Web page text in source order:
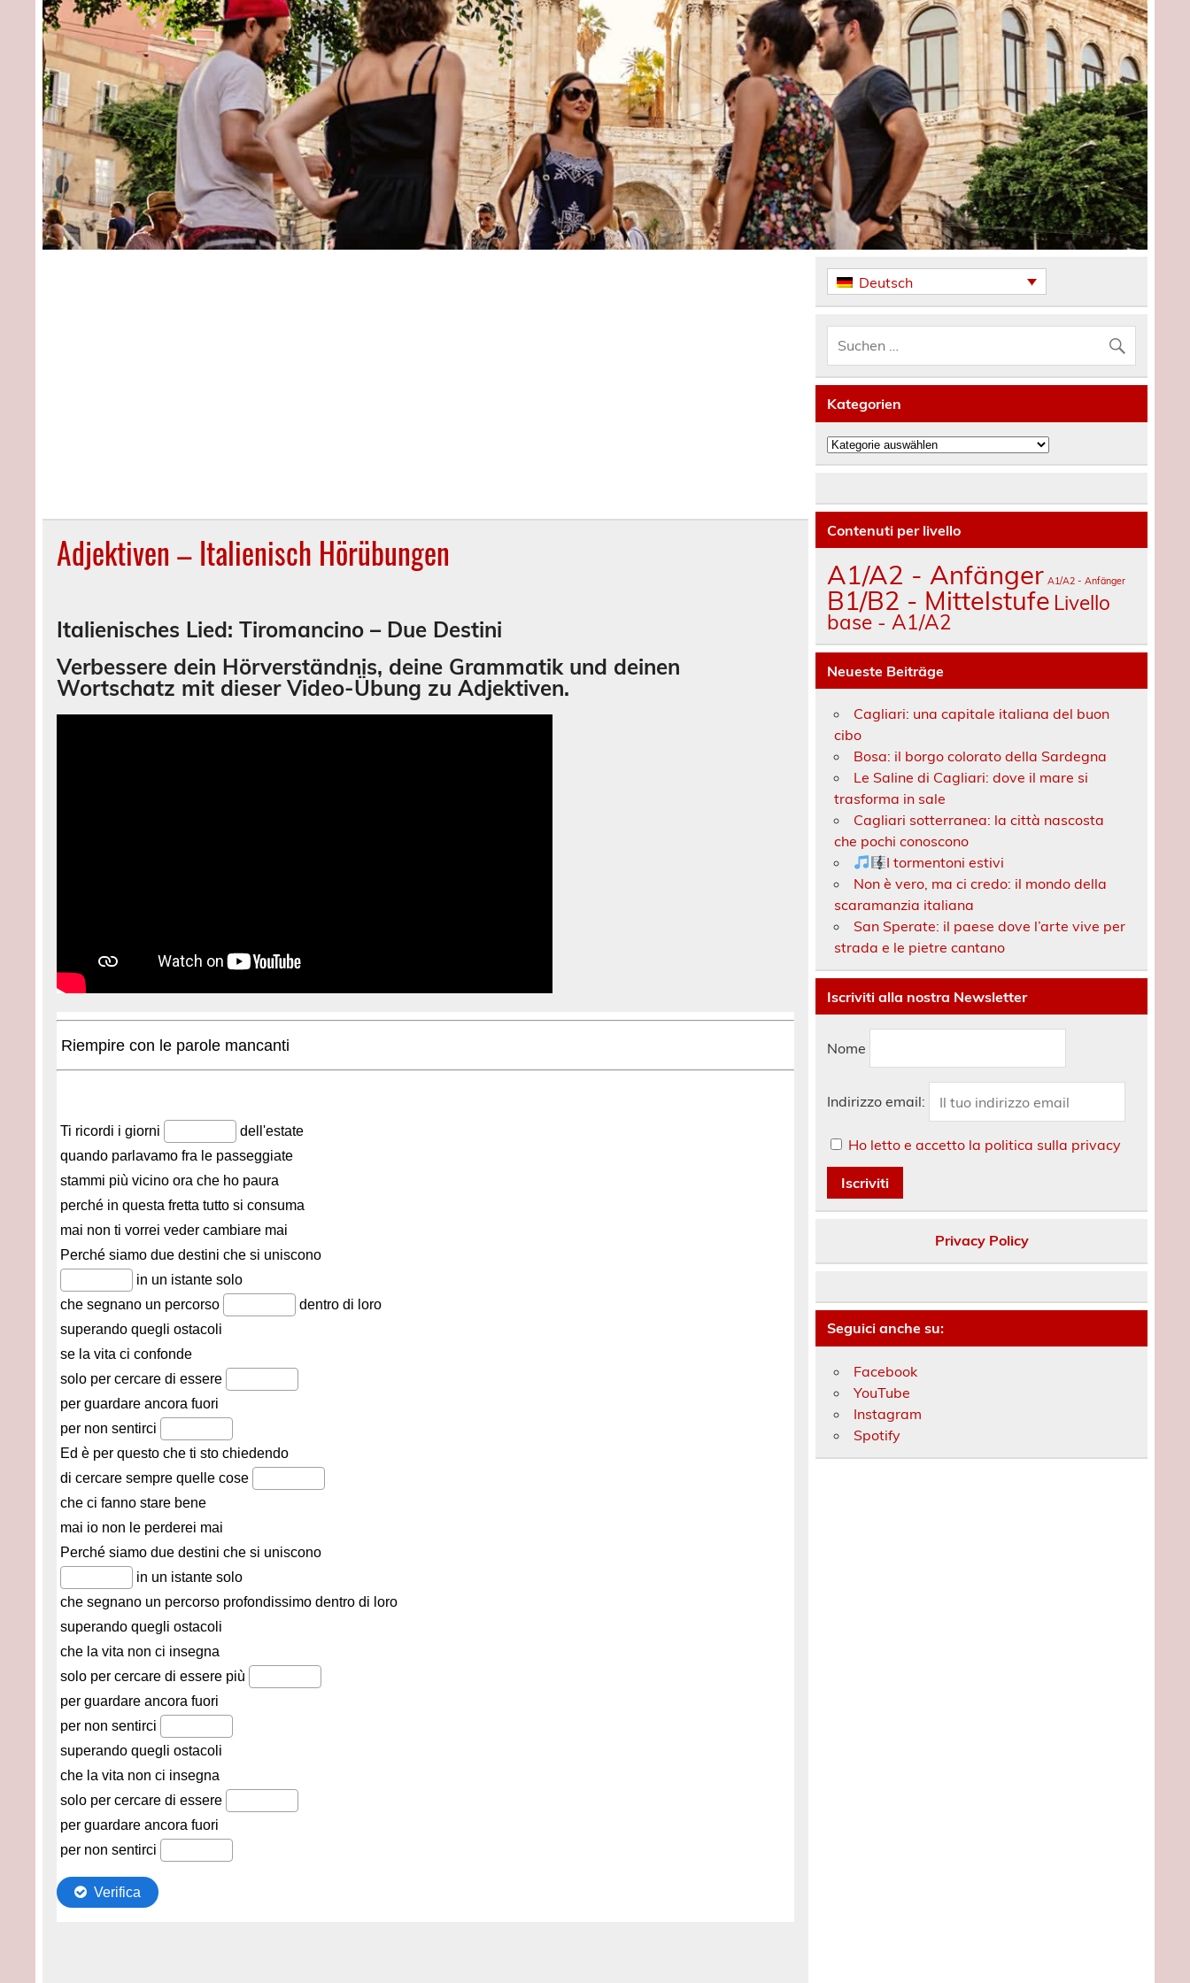
Adjektiven – Italienisch Hörübungen
Italienisches Lied: Tiromancino – Due Destini
Verbessere dein Hörverständnis, deine Grammatik und deinen
Wortschatz mit dieser Video-Übung zuAdjektiven.
Deutsch
Kategorien
Kategorien
Contenuti per livello
A1/A2 - Anfänger A1/A2 - Anfänger
B1/B2 - Mittelstufe Livello
base - A1/A2
Neueste Beiträge
Cagliari: una capitale italiana del buon
cibo
Bosa: il borgo colorato della Sardegna
Le Saline di Cagliari: dove il mare si
trasforma in sale
Cagliari sotterranea: la città nascosta
che pochi conoscono
I tormentoni estivi
Non è vero, ma ci credo: il mondo della
scaramanzia italiana
San Sperate: il paese dove l’arte vive per
strada e le pietre cantano
Iscriviti alla nostra Newsletter
Nome
Indirizzo email:
Ho letto e accetto la politica sulla privacy
Privacy Policy
Seguici anche su:
Facebook
YouTube
Instagram
Spotify